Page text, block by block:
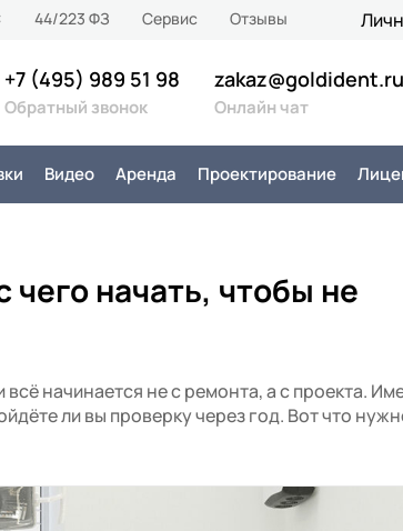
44/223 ФЗ Сервис Отзывы
+7 (495) 989 51 98
Обратный звонок
zakaz@goldident.ru
Онлайн чат
Видео Аренда Проектирование
начать, чтобы не
начинается не с ремонта, а с проекта.
ли вы проверку через год. Вот что